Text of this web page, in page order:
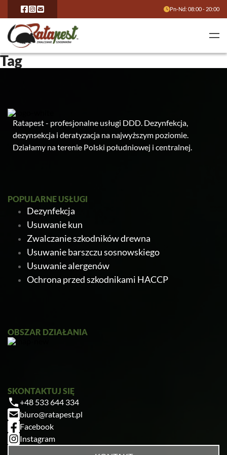
Pn-Nd: 08:00 - 20:00
Tag
Zrobiłem/am już coś sam/a przed zabiegiem
— pomogłem czy zaszkodziłem?
Ratapest - profesjonalne usługi DDD. Dezynfekcja,
dezynsekcja i deratyzacja na najwyższym poziomie.
Działamy na terenie Polski południowej i centralnej.
OBSZAR DZIAŁANIA
POPULARNE USŁUGI
Dezynfekcja
Usuwanie kun
Zwalczanie szkodników drewna
Usuwanie barszczu sosnowskiego
Usuwanie alergenów
Ochrona przed szkodnikami HACCP
SKONTAKTUJ SIĘ
+48 533 644 334
biuro@ratapest.pl
Facebook
Instagram